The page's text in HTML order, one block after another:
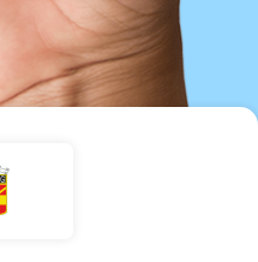
jour
de la
sports
au stade